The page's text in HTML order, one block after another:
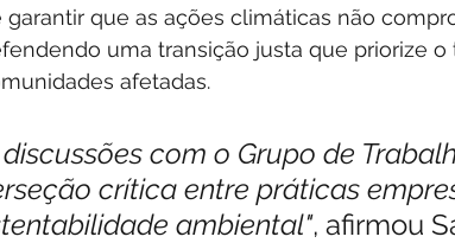
garantir que as ações climáticas não
uma transição justa que priorize
afetadas.
discussões com o Grupo de
crítica entre práticas
ambiental", afirmou